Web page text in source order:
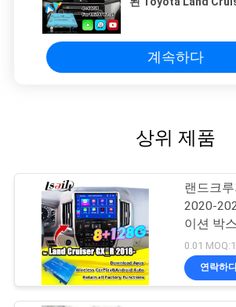
계속하다
상위 제품
랜드크루
2020-
이션 박
토 모듈
이드 카
드 인터
0.01
연락하